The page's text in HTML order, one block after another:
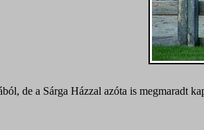
de a Sárga Házzal azóta is megmaradt